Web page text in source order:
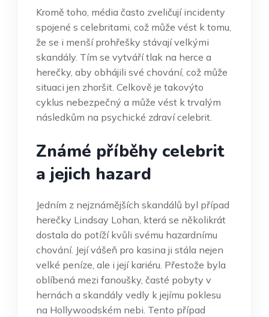
Kromě toho, média často zveličují incidenty
spojené s celebritami, což může vést k tomu,
že se i menší prohřešky stávají velkými
skandály. Tím se vytváří tlak na herce a
herečky, aby obhájili své chování, což může
situaci jen zhoršit. Celkově je takovýto
cyklus nebezpečný a může vést k trvalým
následkům na psychické zdraví celebrit.
Známé příběhy celebrit
a jejich hazard
Jedním z nejznámějších skandálů byl případ
herečky Lindsay Lohan, která se několikrát
dostala do potíží kvůli svému hazardnímu
chování. Její vášeň pro kasina ji stála nejen
velké peníze, ale i její kariéru. Přestože byla
oblíbená mezi fanoušky, časté pobyty v
hernách a skandály vedly k jejímu poklesu
na Hollywoodském nebi. Tento případ